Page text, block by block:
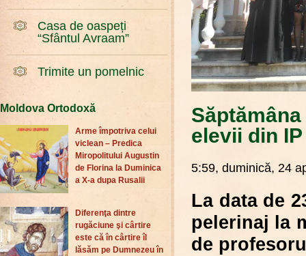
Casa de oaspeți
“Sfântul Avraam”
Trimite un pomelnic
Moldova Ortodoxă
Arme împotriva celui
viclean – Predica
Miropolitului Augustin
de Florina la Duminica
a X-a dupa Rusalii
Diferenţa dintre
rugăciune şi cârtire
este că în cârtire îl
lăsăm pe Dumnezeu în
elevii din
5:59, duminică, 24
La data de
pelerinaj la
de